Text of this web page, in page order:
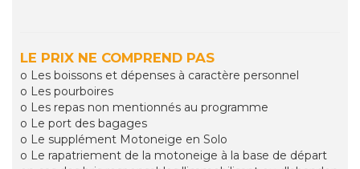
LE PRIX NE COMPREND PAS
o Les boissons et dépenses à caractère personnel
o Les pourboires
o Les repas non mentionnés au programme
o Le port des bagages
o Le supplément Motoneige en Solo
o Le rapatriement de la motoneige à la base de départ